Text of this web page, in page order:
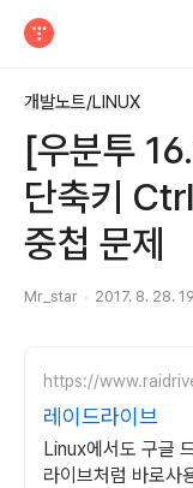
개발노트/LINUX
[우분투
단축키
중첩 문제
Mr_star 2017. 8. 28.
https://
레이드라이브
Linux에서도 구글
라이브처럼 바로사